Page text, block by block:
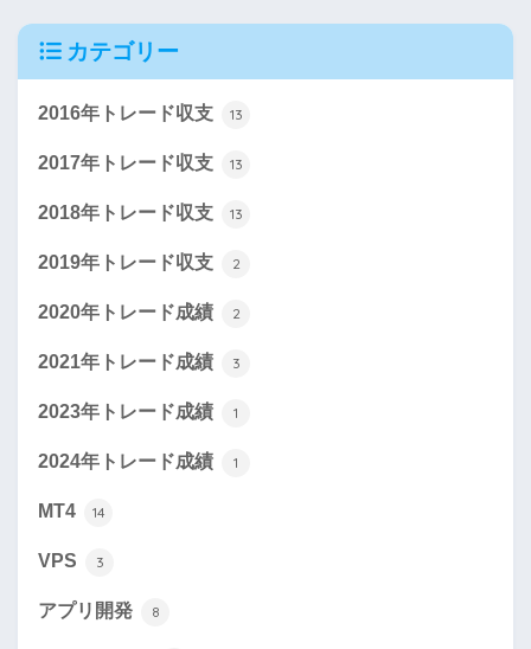
カテゴリー
2016年トレード収支 13
2017年トレード収支 13
2018年トレード収支 13
2019年トレード収支 2
2020年トレード成績 2
2021年トレード成績 3
2023年トレード成績 1
2024年トレード成績 1
MT4 14
VPS 3
アプリ開発 8